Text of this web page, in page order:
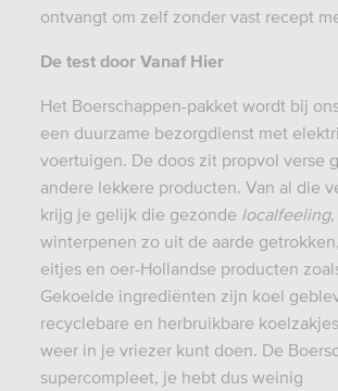
ontvangt om zelf zonder vast recept
De test door Vanaf Hier
Het Boerschappen-pakket wordt bij
een duurzame bezorgdienst met
voertuigen. De doos zit propvol verse
andere lekkere producten. Van al die
krijg je gelijk die gezonde localfeeling,
winterpenen zo uit de aarde
eitjes en oer-Hollandse producten
Gekoelde ingrediënten zijn koel
recyclebare en herbruikbare
weer in je vriezer kunt doen. De
supercompleet, je hebt dus weinig